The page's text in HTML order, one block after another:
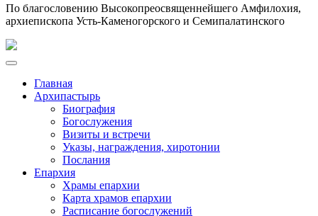
По благословению Высокопреосвященнейшего Амфилохия,
архиепископа Усть-Каменогорского и Семипалатинского
Главная
Архипастырь
Биография
Богослужения
Визиты и встречи
Указы, награждения, хиротонии
Послания
Епархия
Храмы епархии
Карта храмов епархии
Расписание богослужений